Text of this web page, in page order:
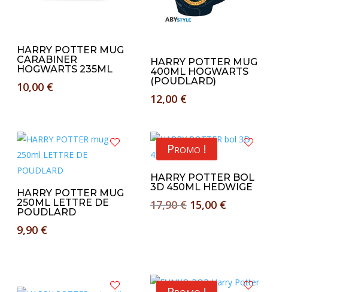
HARRY POTTER MUG
CARABINER
HOGWARTS 235ML
10,00 €
HARRY POTTER MUG
400ML HOGWARTS
(POUDLARD)
12,00 €
HARRY POTTER MUG
250ML LETTRE DE
POUDLARD
9,90 €
Promo !
HARRY POTTER BOL
3D 450ML HEDWIGE
17,90€ Le
15,00 €Le